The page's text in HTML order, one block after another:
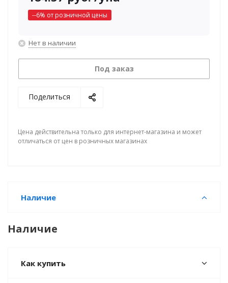
--6% от розничной цены
Нет в наличии
Под заказ
Поделиться
Цена действительна только для интернет-магазина и может
отличаться от цен в розничных магазинах
Наличие
Наличие
Как купить